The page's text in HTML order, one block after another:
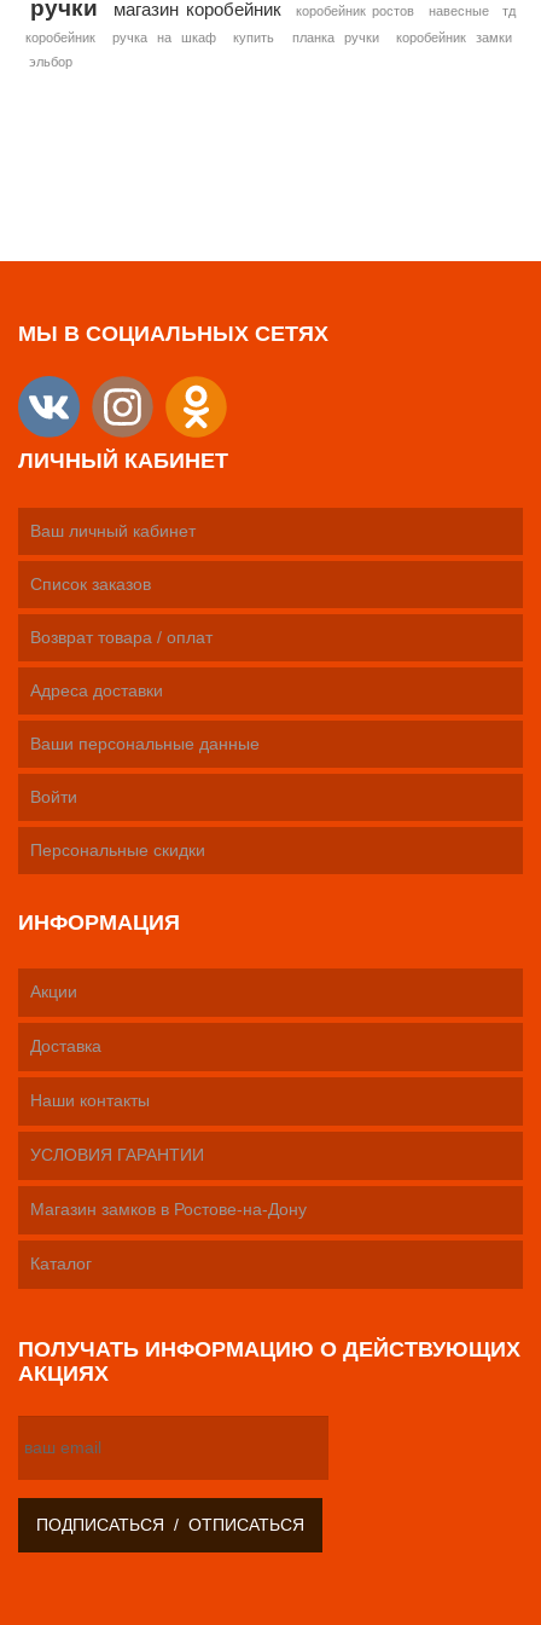
ручки магазин коробейник коробейник ростов навесные
тд
коробейник
ручка на шкаф купить планка ручки
коробейник замки
эльбор
МЫ В СОЦИАЛЬНЫХ СЕТЯХ
ЛИЧНЫЙ КАБИНЕТ
Ваш личный кабинет
Список заказов
Возврат товара / оплат
Адреса доставки
Ваши персональные данные
Войти
Персональные скидки
ИНФОРМАЦИЯ
Акции
Доставка
Наши контакты
УСЛОВИЯ ГАРАНТИИ
Магазин замков в Ростове-на-Дону
Каталог
ПОЛУЧАТЬ ИНФОРМАЦИЮ О ДЕЙСТВУЮЩИХ
АКЦИЯХ